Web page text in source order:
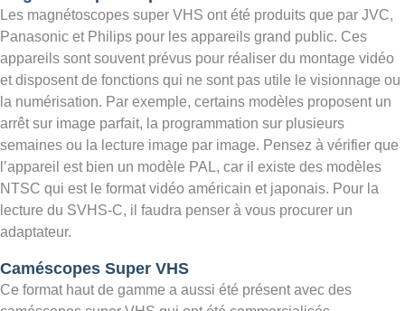
Les magnétoscopes super VHS ont été produits que par JVC,
Panasonic et Philips pour les appareils grand public. Ces
appareils sont souvent prévus pour réaliser du montage vidéo
et disposent de fonctions qui ne sont pas utile le visionnage ou
la numérisation. Par exemple, certains modèles proposent un
arrêt sur image parfait, la programmation sur plusieurs
semaines ou la lecture image par image. Pensez à vérifier que
l’appareil est bien un modèle PAL, car il existe des modèles
NTSC qui est le format vidéo américain et japonais. Pour la
lecture du SVHS-C, il faudra penser à vous procurer un
adaptateur.
Caméscopes Super VHS
Ce format haut de gamme a aussi été présent avec des